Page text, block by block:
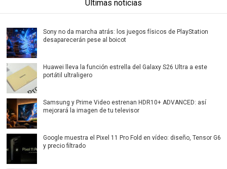
Últimas noticias
Sony no da marcha atrás: los juegos físicos de PlayStation
desaparecerán pese al boicot
Huawei lleva la función estrella del Galaxy S26 Ultra a este
portátil ultraligero
Samsung y Prime Video estrenan HDR10+ ADVANCED: así
mejorará la imagen de tu televisor
Google muestra el Pixel 11 Pro Fold en vídeo: diseño, Tensor G6
y precio filtrado